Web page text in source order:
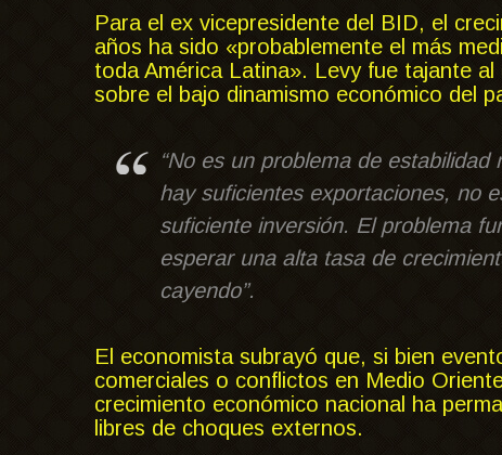
Para el ex vicepresidente del BID, el
años ha sido «probablemente el más
toda América Latina». Levy fue tajante
sobre el bajo dinamismo económico del
“No es un problema de
hay suficientes exportaciones, no
suficiente inversión. El problema
esperar una alta tasa de
cayendo”.
El economista subrayó que, si bien
comerciales o conflictos en Medio
crecimiento económico nacional ha
libres de choques externos.